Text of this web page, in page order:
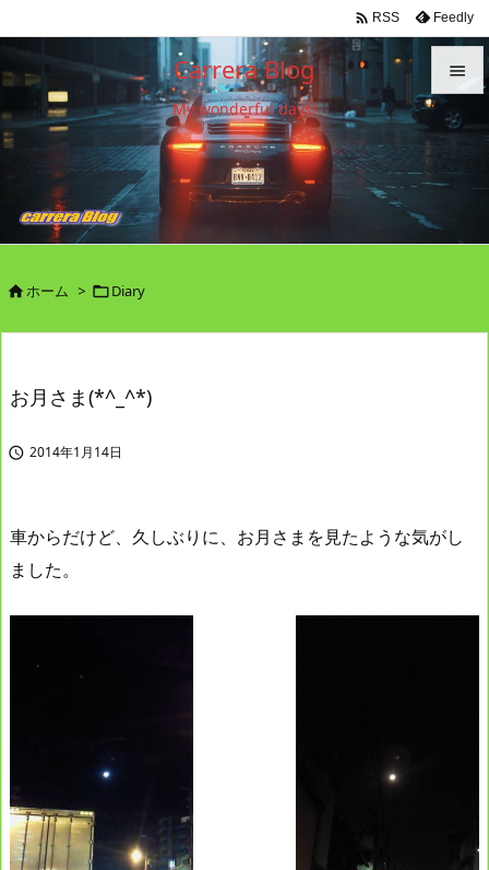
Carrera Blog
My wonderful days!


メニュ

 RSS Feedly
ホーム > Diary
お月さま(*^_^*)
 2014年1月14日
車からだけど、久しぶりに、お月さまを見たような気がし
ました。